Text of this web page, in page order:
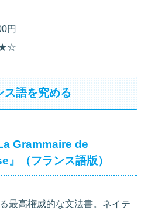
円
ス語を究める
Grammaire de
』（フランス語版）
最高権威的な文法書。ネイテ